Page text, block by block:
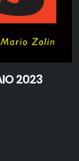
2023